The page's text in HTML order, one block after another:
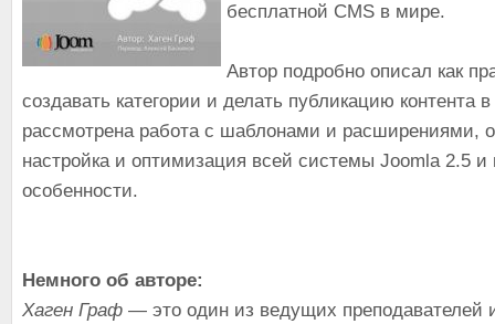
бесплатной CMS в мире.
Автор подробно описал как
создавать категории и делать публикацию контента
рассмотрена работа с шаблонами и расширениями,
настройка и оптимизация всей системы Joomla 2.5 и
особенности.
Немного об авторе:
Хаген Граф — это один из ведущих преподавателей